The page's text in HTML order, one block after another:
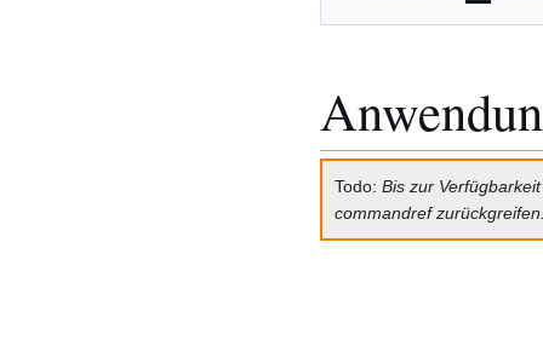
Todo: Bis zur
commandref